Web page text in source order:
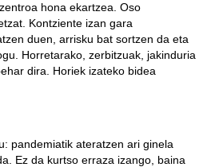
hona ekartzea. Oso
Kontziente izan gara
duen, arrisku bat sortzen da eta
Horretarako, zerbitzuak, jakinduria
dira. Horiek izateko bidea
pandemiatik ateratzen ari ginela
Ez da kurtso erraza izango, baina